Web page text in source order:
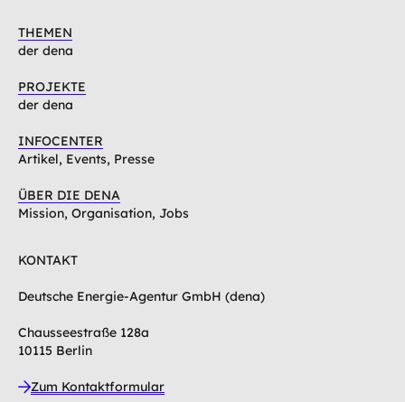
THEMEN
der dena
PROJEKTE
der dena
INFOCENTER
Artikel, Events, Presse
ÜBER DIE DENA
Mission, Organisation, Jobs
KONTAKT
Deutsche Energie-Agentur GmbH (dena)
Chausseestraße 128a
10115 Berlin
Zum Kontaktformular